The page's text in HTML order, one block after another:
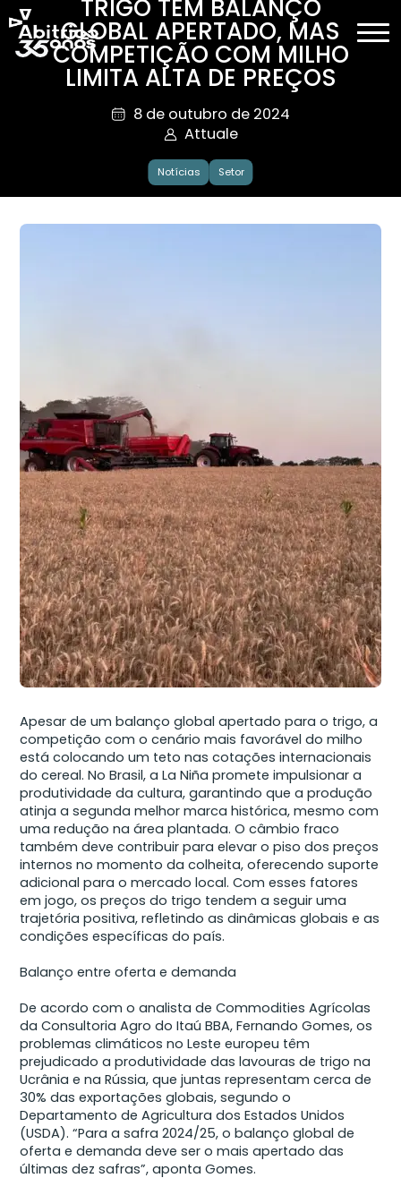
TRIGO TEM BALANÇO
GLOBAL APERTADO, MAS
COMPETIÇÃO COM MILHO
LIMITA ALTA DE PREÇOS
8 de outubro de 2024
Attuale
Notícias Setor
Apesar de um balanço global apertado para o trigo, a
competição com o cenário mais favorável do milho
está colocando um teto nas cotações internacionais
do cereal. No Brasil, a La Niña promete impulsionar a
produtividade da cultura, garantindo que a produção
atinja a segunda melhor marca histórica, mesmo com
uma redução na área plantada. O câmbio fraco
também deve contribuir para elevar o piso dos preços
internos no momento da colheita, oferecendo suporte
adicional para o mercado local. Com esses fatores
em jogo, os preços do trigo tendem a seguir uma
trajetória positiva, refletindo as dinâmicas globais e as
condições específicas do país.
Balanço entre oferta e demanda
De acordo com o analista de Commodities Agrícolas
da Consultoria Agro do Itaú BBA, Fernando Gomes, os
problemas climáticos no Leste europeu têm
prejudicado a produtividade das lavouras de trigo na
Ucrânia e na Rússia, que juntas representam cerca de
30% das exportações globais, segundo o
Departamento de Agricultura dos Estados Unidos
(USDA). “Para a safra 2024/25, o balanço global de
oferta e demanda deve ser o mais apertado das
últimas dez safras”, aponta Gomes.